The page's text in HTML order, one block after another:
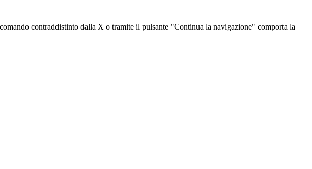
contraddistinto dalla X o tramite il pulsante "Continua la navigazione" comporta la